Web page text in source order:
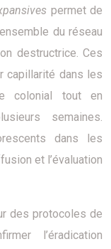
permet de
du réseau
destructrice. Ces
capillarité dans les
colonial tout en
semaines.
dans les
et l’évaluation
des protocoles de
l’éradication